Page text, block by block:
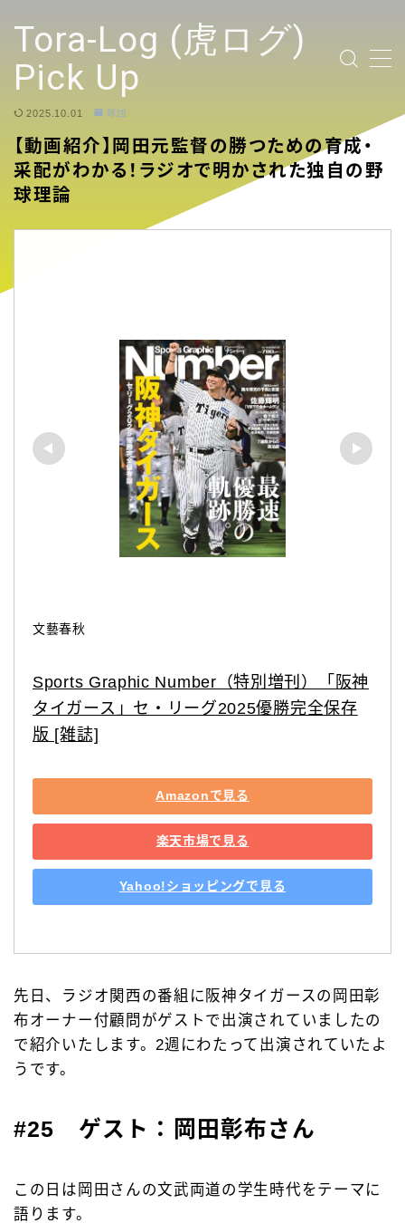
Tora-Log (虎ログ)
Pick Up
TOP PAGE
2024 Tigers Ticket
試合ハイライト
2025.10.01 球団
【動画紹介】岡田元監督の勝つための育成・
采配がわかる！ラジオで明かされた独自の野
球理論
文藝春秋
Sports Graphic Number（特別増刊）「阪神
タイガース」セ・リーグ2025優勝完全保存
版 [雑誌]
Amazonで見る
楽天市場で見る
Yahoo!ショッピングで見る
先日、ラジオ関西の番組に阪神タイガースの岡田彰
布オーナー付顧問がゲストで出演されていましたの
で紹介いたします。2週にわたって出演されていたよ
うです。
#25 ゲスト：岡田彰布さん
この日は岡田さんの文武両道の学生時代をテーマに
語ります。